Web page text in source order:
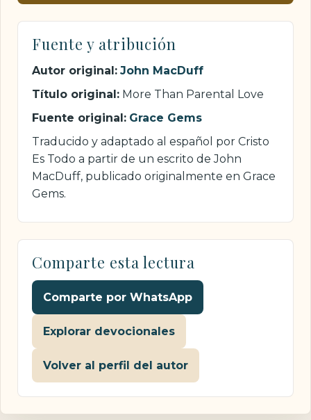
Fuente y atribución
Autor original: John MacDuff
Título original: More Than Parental Love
Fuente original: Grace Gems
Traducido y adaptado al español por Cristo
Es Todo a partir de un escrito de John
MacDuff, publicado originalmente en Grace
Gems.
Comparte esta lectura
Comparte por WhatsApp
Explorar devocionales
Volver al perfil del autor